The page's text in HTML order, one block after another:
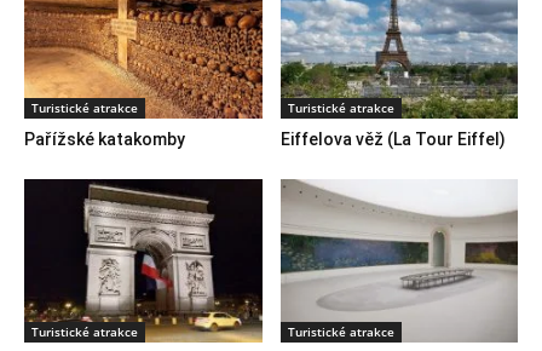
Turistické atrakce
Pařížské katakomby
Turistické atrakce
Eiffelova věž (La Tour Eiffel)
Turistické atrakce Turistické atrakce